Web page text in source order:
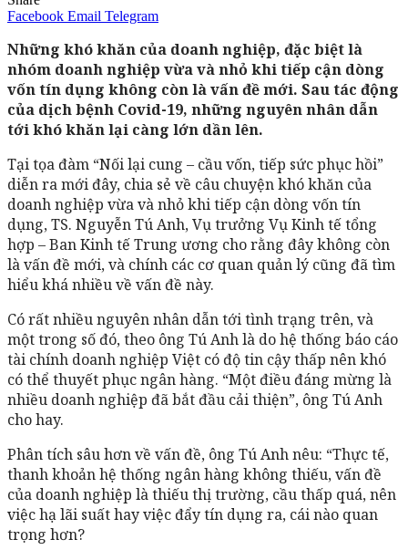
Facebook Email Telegram
Những khó khăn của doanh nghiệp, đặc biệt là
nhóm doanh nghiệp vừa và nhỏ khi tiếp cận dòng
vốn tín dụng không còn là vấn đề mới. Sau tác động
của dịch bệnh Covid-19, những nguyên nhân dẫn
tới khó khăn lại càng lớn dần lên.
Tại tọa đàm “Nối lại cung – cầu vốn, tiếp sức phục hồi”
diễn ra mới đây, chia sẻ về câu chuyện khó khăn của
doanh nghiệp vừa và nhỏ khi tiếp cận dòng vốn tín
dụng, TS. Nguyễn Tú Anh, Vụ trưởng Vụ Kinh tế tổng
hợp – Ban Kinh tế Trung ương cho rằng đây không còn
là vấn đề mới, và chính các cơ quan quản lý cũng đã tìm
hiểu khá nhiều về vấn đề này.
Có rất nhiều nguyên nhân dẫn tới tình trạng trên, và
một trong số đó, theo ông Tú Anh là do hệ thống báo cáo
tài chính doanh nghiệp Việt có độ tin cậy thấp nên khó
có thể thuyết phục ngân hàng. “Một điều đáng mừng là
nhiều doanh nghiệp đã bắt đầu cải thiện”, ông Tú Anh
cho hay.
Phân tích sâu hơn về vấn đề, ông Tú Anh nêu: “Thực tế,
thanh khoản hệ thống ngân hàng không thiếu, vấn đề
của doanh nghiệp là thiếu thị trường, cầu thấp quá, nên
việc hạ lãi suất hay việc đẩy tín dụng ra, cái nào quan
trọng hơn?